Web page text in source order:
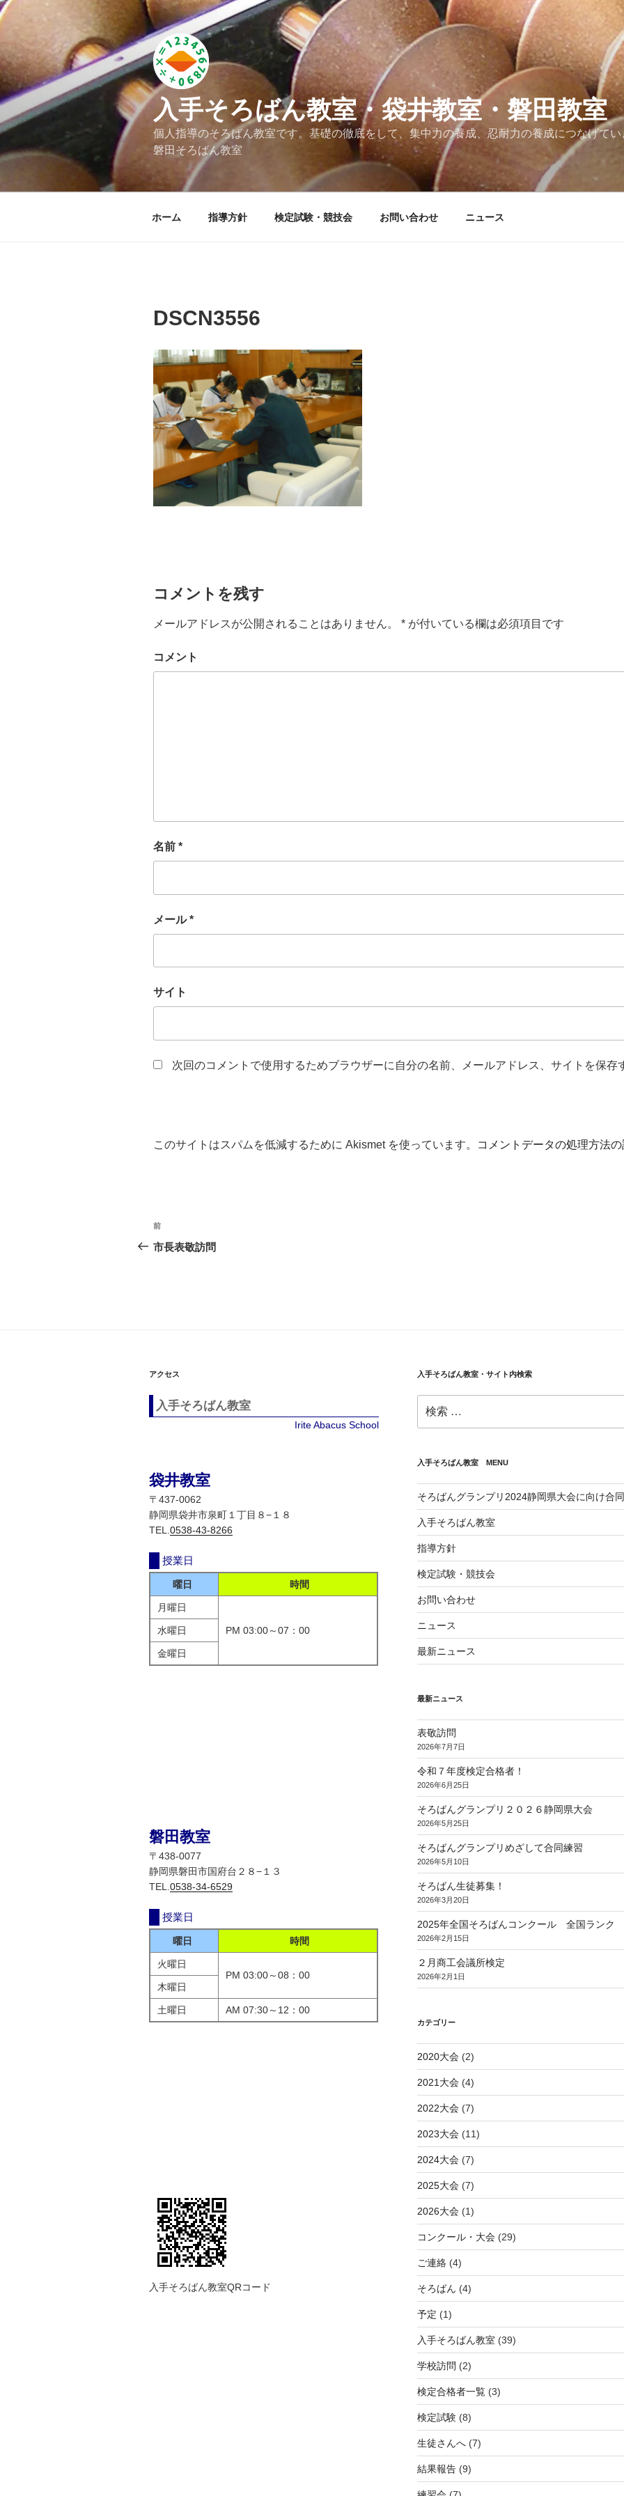
コ
ン
ン
ツ
へ
ス
キ
プ
入手そろばん教室・袋井教室・磐田教室
個人指導のそろばん教室です。基礎の徹底をして、集中力の養成、忍耐力の養成につなげて
磐田そろばん教室
ホーム 指導方針 検定試験・競技会 お問い合わせ ニュース
DSCN3556
コメントを残す
メールアドレスが公開されることはありません。 * が付いている欄は必須項目です
コメント
名前 *
メール*
サイト
次回のコメントで使用するためブラウザーに自分の名前、メールアドレス、サイトを保存
このサイトはスパムを低減するために Akismet を使っています。 コメントデータの処理方法
投
稿
シ
ョ
ン
過
去
前
市長表敬訪問
アクセス
入手そろばん教室
Irite Abacus School
袋井教室
〒437-0062
静岡県袋井市泉町１丁目８−１８
TEL. 0538-43-8266
授業日
曜日 時間
月曜日
PM 03:00～07：00
水曜日
金曜日
磐田教室
〒438-0077
静岡県磐田市国府台２８−１３
TEL. 0538-34-6529
授業日
曜日 時間
火曜日
PM 03:00～08：00
木曜日
土曜日 AM 07:30～12：00
入手そろばん教室QRコード
入手そろばん教室・サイト内検索
索:
入手そろばん教室 MENU
そろばんグランプリ2024静岡県大会に向け合
入手そろばん教室
指導方針
検定試験・競技会
お問い合わせ
ニュース
最新ニュース
最新ニュース
表敬訪問
2026年7月7日
令和７年度検定合格者！
2026年6月25日
そろばんグランプリ２０２６静岡県大会
2026年5月25日
そろばんグランプリめざして合同練習
2026年5月10日
そろばん生徒募集！
2026年3月20日
2025年全国そろばんコンクール 全国ランク
2026年2月15日
２月商工会議所検定
2026年2月1日
カテゴリー
2020大会(2)
2021大会(4)
2022大会(7)
2023大会(11)
2024大会(7)
2025大会(7)
2026大会(1)
コンクール・大会(29)
ご連絡(4)
そろばん (4)
予定 (1)
入手そろばん教室 (39)
学校訪問 (2)
検定合格者一覧(3)
検定試験(8)
生徒さんへ(7)
結果報告(9)